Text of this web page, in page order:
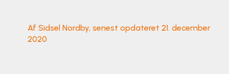
Af Sidsel Nordby, senest opdateret 21. december
2020
Pardans